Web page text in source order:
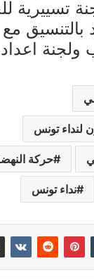
لجنة
مع
ولجنة
لنداء تونس
حركة
نداء تونس